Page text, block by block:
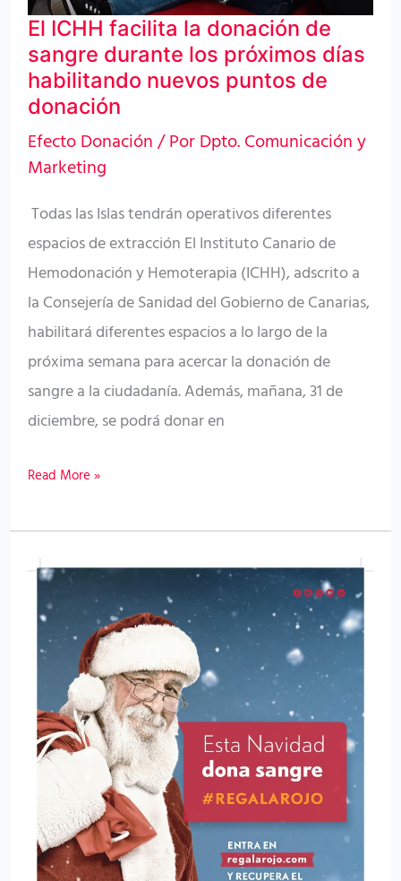
El ICHH facilita la donación de
sangre durante los próximos días
habilitando nuevos puntos de
donación
Efecto Donación/ PorDpto. Comunicación y
Marketing
Todas las Islas tendrán operativos diferentes
espacios de extracción El Instituto Canario de
Hemodonación y Hemoterapia (ICHH), adscrito a
la Consejería de Sanidad del Gobierno de Canarias,
habilitará diferentes espacios a lo largo de la
próxima semana para acercar la donación de
sangre a la ciudadanía. Además, mañana, 31 de
diciembre, se podrá donar en
sangre
durante
los
próximos
días
habilitando
puntos
de
donación
Read More »
El
ICHH
intensifica
campaña
«Esta
Navidad
regala
rojo»
con
puntos